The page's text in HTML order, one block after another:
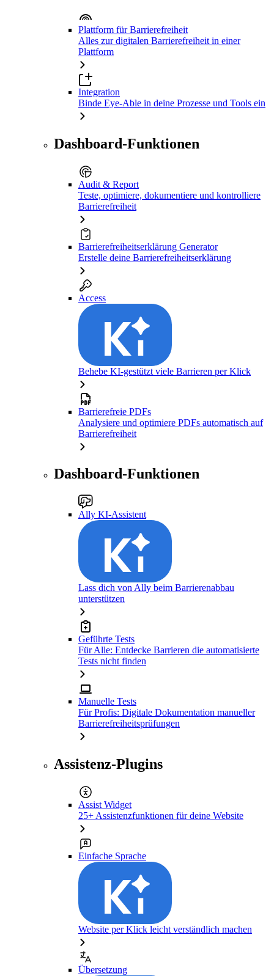
Plattform für Barrierefreiheit
Alles zur digitalen Barrierefreiheit in einer
Plattform
Integration
Binde Eye-Able in deine Prozesse und Tools ein
Dashboard-Funktionen
Audit & Report
Teste, optimiere, dokumentiere und kontrolliere
Barrierefreiheit
Barrierefreiheitserklärung Generator
Erstelle deine Barrierefreiheitserklärung
Access
Behebe KI-gestützt viele Barrieren per Klick
Barrierefreie PDFs
Analysiere und optimiere PDFs automatisch auf
Barrierefreiheit
Dashboard-Funktionen
Ally KI-Assistent
Lass dich von Ally beim Barrierenabbau
unterstützen
Geführte Tests
Für Alle: Entdecke Barrieren die automatisierte
Tests nicht finden
Manuelle Tests
Für Profis: Digitale Dokumentation manueller
Barrierefreiheitsprüfungen
Assistenz-Plugins
Assist Widget
25+ Assistenzfunktionen für deine Website
Einfache Sprache
Website per Klick leicht verständlich machen
Übersetzung